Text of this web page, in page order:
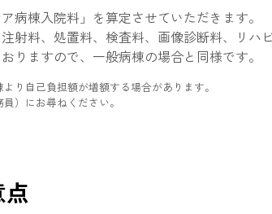
病棟入院料」を算定させていただきます。
射料、処置料、検査料、画像診断料、リハ
りますので、一般病棟の場合と同様です。
り自己負担額が増額する場合があります。
）にお尋ねください。